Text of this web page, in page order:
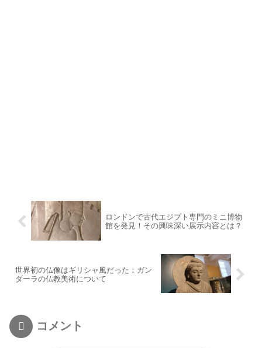
ロンドンで古代エジプト専門のミニ博物
館を発見！その興味深い展示内容とは？
世界初の仏像はギリシャ風だった：ガン
ダーラの仏教美術について
コメント